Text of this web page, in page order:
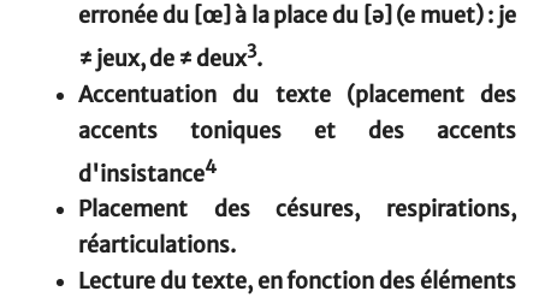
erronée du [œ] à la place du [ə] (e muet) : je
≠ jeux, de ≠ deux3.
Accentuation du texte (placement des
accents toniques et des accents
d'insistance4
Placement des césures, respirations,
réarticulations.
Lecture du texte, en fonction des éléments